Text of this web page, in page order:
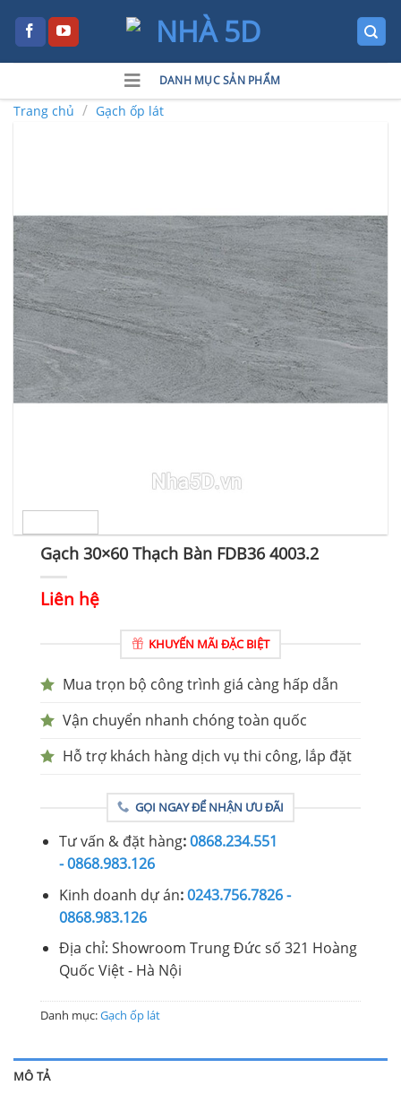
DANH MỤC SẢN PHẨM
Trang chủ / Gạch ốp lát
Gạch 30×60 Thạch Bàn FDB36 4003.2
Liên hệ
KHUYẾN MÃI ĐẶC BIỆT
Mua trọn bộ công trình giá càng hấp dẫn
Vận chuyển nhanh chóng toàn quốc
Hỗ trợ khách hàng dịch vụ thi công, lắp đặt
GỌI NGAY ĐỂ NHẬN ƯU ĐÃI
Tư vấn & đặt hàng:0868.234.551
- 0868.983.126
Kinh doanh dự án:0243.756.7826 -
0868.983.126
Địa chỉ: Showroom Trung Đức số 321 Hoàng
Quốc Việt - Hà Nội
Danh mục:Gạch ốp lát
MÔ TẢ